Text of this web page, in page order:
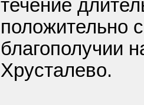
течение
положительно
благополучии
Хрусталево.